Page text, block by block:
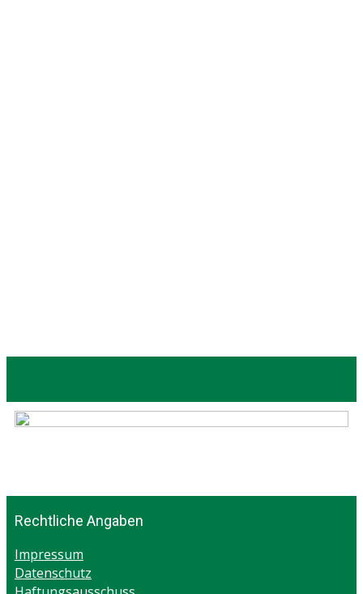
Rechtliche Angaben
Impressum
Datenschutz